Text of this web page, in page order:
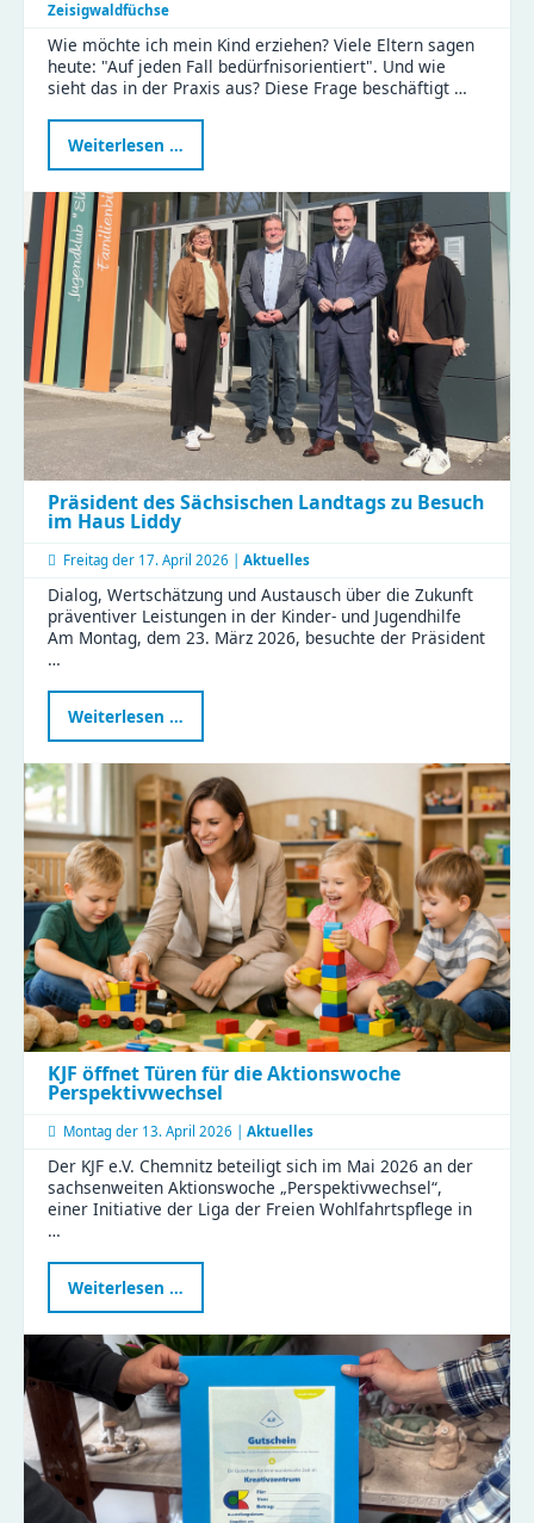
Zeisigwaldfüchse
Wie möchte ich mein Kind erziehen? Viele Eltern sagen
heute: "Auf jeden Fall bedürfnisorientiert". Und wie
sieht das in der Praxis aus? Diese Frage beschäftigt …
Weiterlesen …
Erziehung:
tauschten
Tipps
und
Erfahrungen
im
KiFaZ-
Workshop
aus
Präsident des Sächsischen Landtags zu Besuch
im Haus Liddy
Freitag der 17. April 2026 | Aktuelles
Dialog, Wertschätzung und Austausch über die Zukunft
präventiver Leistungen in der Kinder- und Jugendhilfe
Am Montag, dem 23. März 2026, besuchte der Präsident
…
Weiterlesen …
des
Sächsischen
Landtags
zu
Besuch
im
Haus
Liddy
KJF öffnet Türen für die Aktionswoche
Perspektivwechsel
Montag der 13. April 2026 | Aktuelles
Der KJF e.V. Chemnitz beteiligt sich im Mai 2026 an der
sachsenweiten Aktionswoche „Perspektivwechsel“,
einer Initiative der Liga der Freien Wohlfahrtspflege in
…
Weiterlesen …
öffnet
Türen
für
die
Aktionswoche
Perspektivwechsel